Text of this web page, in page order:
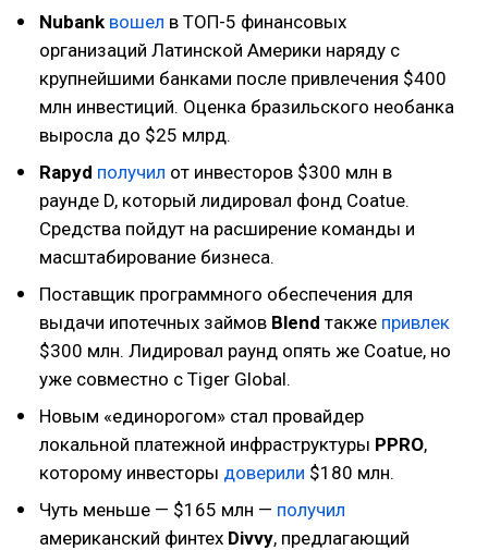
Nubank вошел в ТОП-5 финансовых
организаций Латинской Америки наряду с
крупнейшими банками после привлечения $400
млн инвестиций. Оценка бразильского необанка
выросла до $25 млрд.
Rapyd получил от инвесторов $300 млн в
раунде D, который лидировал фонд Coatue.
Средства пойдут на расширение команды и
масштабирование бизнеса.
Поставщик программного обеспечения для
выдачи ипотечных займов Blend также привлек
$300 млн. Лидировал раунд опять же Coatue, но
уже совместно с Tiger Global.
Новым «единорогом» стал провайдер
локальной платежной инфраструктуры PPRO,
которому инвесторы доверили $180 млн.
Чуть меньше — $165 млн — получил
американский финтех Divvy, предлагающий